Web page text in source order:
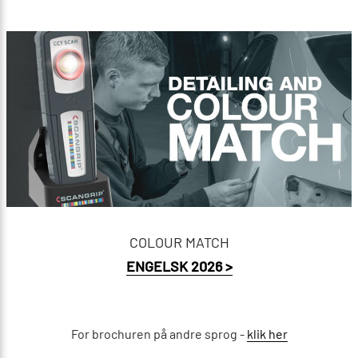
COLOUR MATCH
ENGELSK 2026 >
For brochuren på andre sprog - klik her